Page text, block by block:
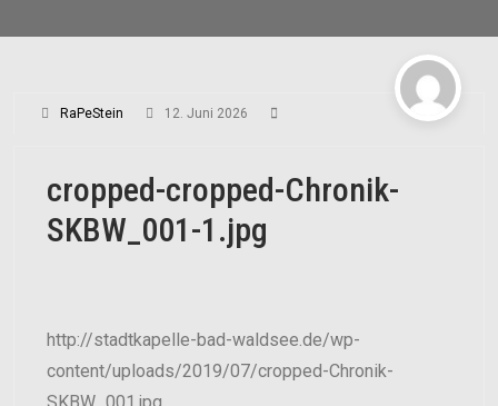
RaPeStein 12. Juni 2026
cropped-cropped-Chronik-
SKBW_001-1.jpg
http://stadtkapelle-bad-waldsee.de/wp-
content/uploads/2019/07/cropped-Chronik-